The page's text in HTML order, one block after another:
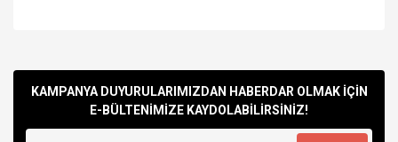
Yorum Yaz
kullanarak tarafımıza iletebilirsiniz.
Görüş ve önerileriniz için teşekkür ederiz.
Ürün resmi kalitesiz, bozuk veya görüntülenemiyor.
KAMPANYA DUYURULARIMIZDAN HABERDAR OLMAK İÇİN
E-BÜLTENİMİZE KAYDOLABİLİRSİNİZ!